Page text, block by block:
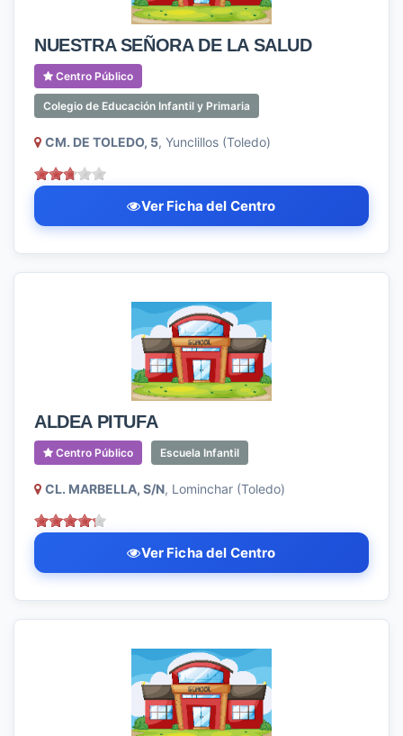
NUESTRA SEÑORA DE LA SALUD
Centro Público
Colegio de Educación Infantil y Primaria
CM. DE TOLEDO, 5, Yunclillos (Toledo)
Ver Ficha del Centro
ALDEA PITUFA
Centro Público Escuela Infantil
CL. MARBELLA, S/N, Lominchar (Toledo)
Ver Ficha del Centro